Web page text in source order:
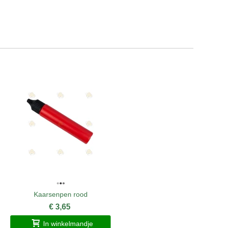
Kaarsenpen rood
€ 3,65
In winkelmandje